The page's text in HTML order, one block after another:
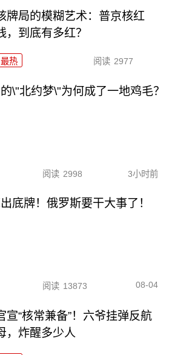
牌局的模糊艺术：普京核红
，到底有多红？
最热 阅读 2977
\"北约梦\"为何成了一地鸡毛？
阅读 2998 3小时前
底牌！俄罗斯要干大事了！
阅读 13873 08-04
宣“核常兼备”！六爷挂弹反航
，炸醒多少人